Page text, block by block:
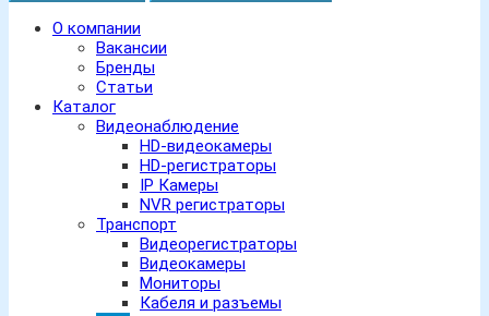
О компании
Вакансии
Бренды
Статьи
Каталог
Видеонаблюдение
HD-видеокамеры
HD-регистраторы
IP Камеры
NVR регистраторы
Транспорт
Видеорегистраторы
Видеокамеры
Мониторы
Кабеля и разъемы